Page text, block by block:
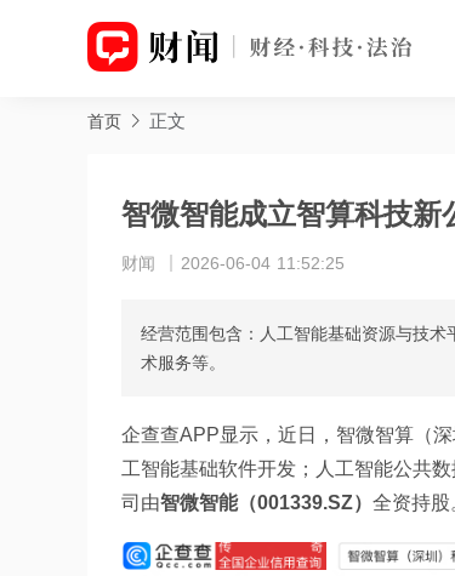
首页 正文
智微智能成立智算科技新
财闻 2026-06-04 11:52:25
经营范围包含：人工智能基础资源与技
术服务等。
企查查APP显示，近日，智微智算（
工智能基础软件开发；人工智能公共
司由智微智能（001339.SZ） 全资持股